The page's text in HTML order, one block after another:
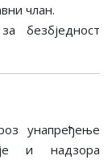
члан.
безбједност
унапређење
и надзора